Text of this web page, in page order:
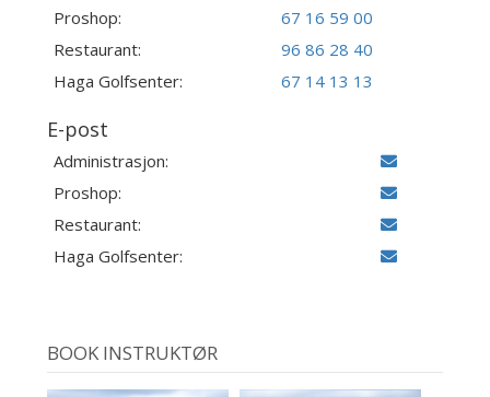
Proshop:
67 16 59 00
Restaurant:
96 86 28 40
Haga Golfsenter:
67 14 13 13
E-post
Administrasjon:
Proshop:
Restaurant:
Haga Golfsenter:
BOOK INSTRUKTØR